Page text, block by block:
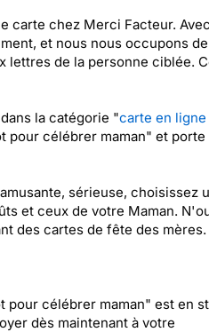
carte chez Merci Facteur.
et nous nous occupons
lettres de la personne ciblée.
la catégorie "carte en
pour célébrer maman" et porte
sérieuse, choisissez
et ceux de votre Maman.
des cartes de fête des mères.
pour célébrer maman" est en
dès maintenant à votre